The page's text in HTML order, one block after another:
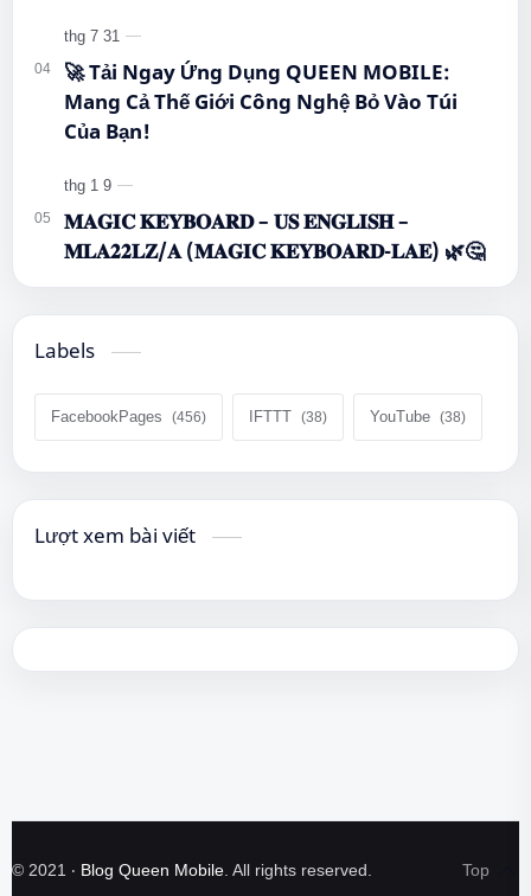
🚀 Tải Ngay Ứng Dụng QUEEN MOBILE:
Mang Cả Thế Giới Công Nghệ Bỏ Vào Túi
Của Bạn!
𝐌𝐀𝐆𝐈𝐂 𝐊𝐄𝐘𝐁𝐎𝐀𝐑𝐃 – 𝐔𝐒 𝐄𝐍𝐆𝐋𝐈𝐒𝐇 –
𝐌𝐋𝐀𝟐𝟐𝐋𝐙/𝐀 (𝐌𝐀𝐆𝐈𝐂 𝐊𝐄𝐘𝐁𝐎𝐀𝐑𝐃-𝐋𝐀𝐄) 🌿🤔
Labels
FacebookPages IFTTT YouTube
Lượt xem bài viết
© 2021 ‧ Blog Queen Mobile. All rights reserved.